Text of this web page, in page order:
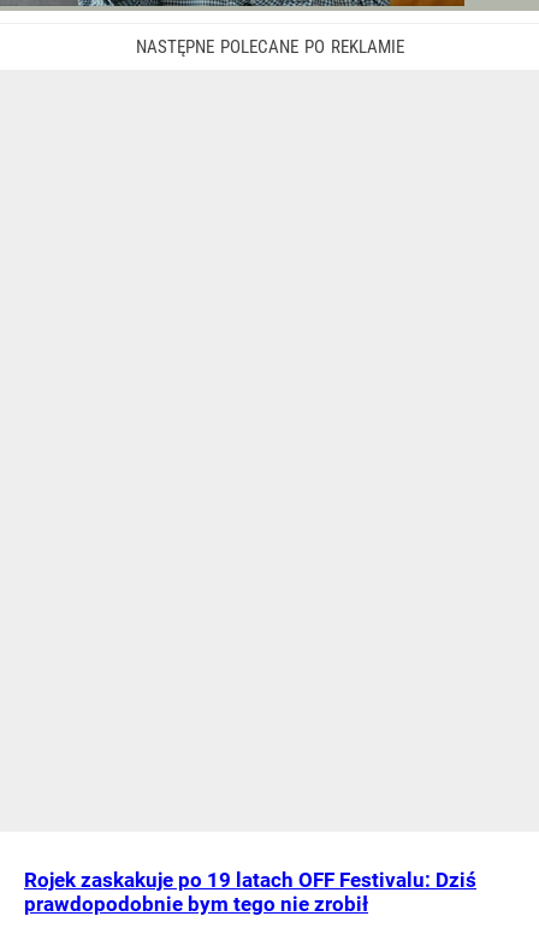
Rojek zaskakuje po 19 latach OFF Festivalu: Dziś
prawdopodobnie bym tego nie zrobił